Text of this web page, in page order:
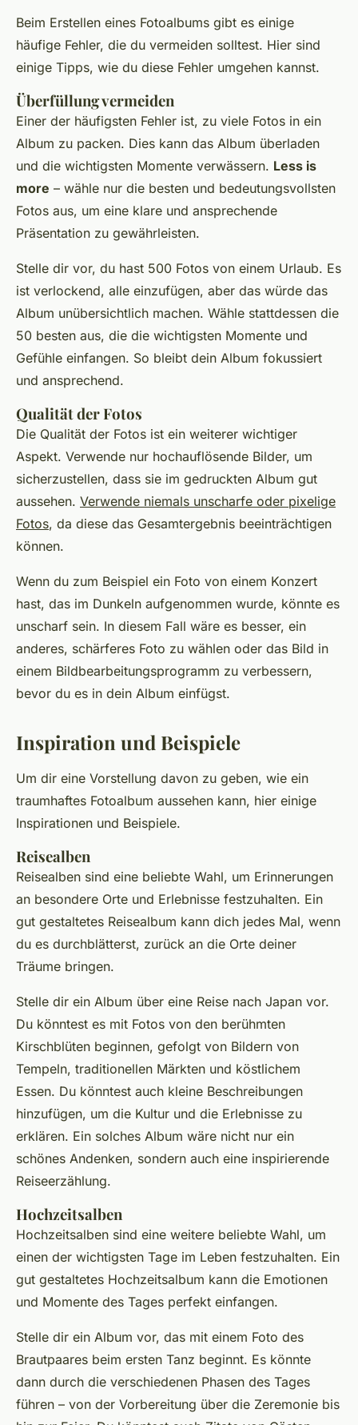
Beim Erstellen eines Fotoalbums gibt es einige
häufige Fehler, die du vermeiden solltest. Hier sind
einige Tipps, wie du diese Fehler umgehen kannst.
Überfüllung vermeiden
Einer der häufigsten Fehler ist, zu viele Fotos in ein
Album zu packen. Dies kann das Album überladen
und die wichtigsten Momente verwässern. Less is
more – wähle nur die besten und bedeutungsvollsten
Fotos aus, um eine klare und ansprechende
Präsentation zu gewährleisten.
Stelle dir vor, du hast 500 Fotos von einem Urlaub. Es
ist verlockend, alle einzufügen, aber das würde das
Album unübersichtlich machen. Wähle stattdessen die
50 besten aus, die die wichtigsten Momente und
Gefühle einfangen. So bleibt dein Album fokussiert
und ansprechend.
Qualität der Fotos
Die Qualität der Fotos ist ein weiterer wichtiger
Aspekt. Verwende nur hochauflösende Bilder, um
sicherzustellen, dass sie im gedruckten Album gut
aussehen. Verwende niemals unscharfe oder pixelige
Fotos, da diese das Gesamtergebnis beeinträchtigen
können.
Wenn du zum Beispiel ein Foto von einem Konzert
hast, das im Dunkeln aufgenommen wurde, könnte es
unscharf sein. In diesem Fall wäre es besser, ein
anderes, schärferes Foto zu wählen oder das Bild in
einem Bildbearbeitungsprogramm zu verbessern,
bevor du es in dein Album einfügst.
Inspiration und Beispiele
Um dir eine Vorstellung davon zu geben, wie ein
traumhaftes Fotoalbum aussehen kann, hier einige
Inspirationen und Beispiele.
Reisealben
Reisealben sind eine beliebte Wahl, um Erinnerungen
an besondere Orte und Erlebnisse festzuhalten. Ein
gut gestaltetes Reisealbum kann dich jedes Mal, wenn
du es durchblätterst, zurück an die Orte deiner
Träume bringen.
Stelle dir ein Album über eine Reise nach Japan vor.
Du könntest es mit Fotos von den berühmten
Kirschblüten beginnen, gefolgt von Bildern von
Tempeln, traditionellen Märkten und köstlichem
Essen. Du könntest auch kleine Beschreibungen
hinzufügen, um die Kultur und die Erlebnisse zu
erklären. Ein solches Album wäre nicht nur ein
schönes Andenken, sondern auch eine inspirierende
Reiseerzählung.
Hochzeitsalben
Hochzeitsalben sind eine weitere beliebte Wahl, um
einen der wichtigsten Tage im Leben festzuhalten. Ein
gut gestaltetes Hochzeitsalbum kann die Emotionen
und Momente des Tages perfekt einfangen.
Stelle dir ein Album vor, das mit einem Foto des
Brautpaares beim ersten Tanz beginnt. Es könnte
dann durch die verschiedenen Phasen des Tages
führen – von der Vorbereitung über die Zeremonie bis